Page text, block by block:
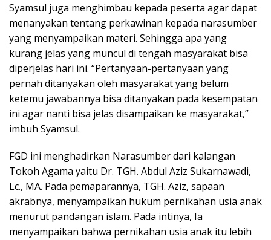
Syamsul juga menghimbau kepada peserta agar dapat
menanyakan tentang perkawinan kepada narasumber
yang menyampaikan materi. Sehingga apa yang
kurang jelas yang muncul di tengah masyarakat bisa
diperjelas hari ini. “Pertanyaan-pertanyaan yang
pernah ditanyakan oleh masyarakat yang belum
ketemu jawabannya bisa ditanyakan pada kesempatan
ini agar nanti bisa jelas disampaikan ke masyarakat,”
imbuh Syamsul.
FGD ini menghadirkan Narasumber dari kalangan
Tokoh Agama yaitu Dr. TGH. Abdul Aziz Sukarnawadi,
Lc., MA. Pada pemaparannya, TGH. Aziz, sapaan
akrabnya, menyampaikan hukum pernikahan usia anak
menurut pandangan islam. Pada intinya, Ia
menyampaikan bahwa pernikahan usia anak itu lebih